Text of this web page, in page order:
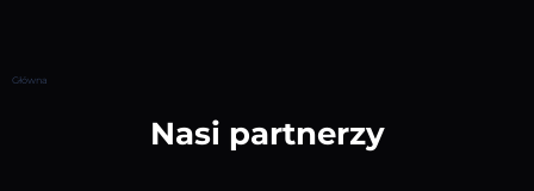
Główna
Nasi partnerzy